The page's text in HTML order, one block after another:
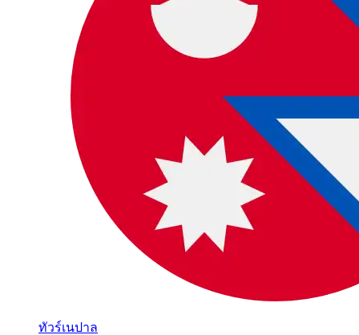
ทัวร์เนปาล